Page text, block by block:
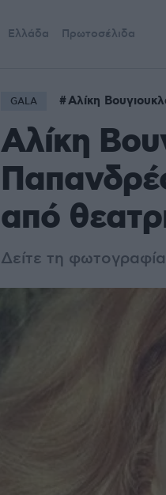
Ελλάδα Πρωτοσέλιδα
GALA Αλίκη
Αλίκη
από
Δείτε τη